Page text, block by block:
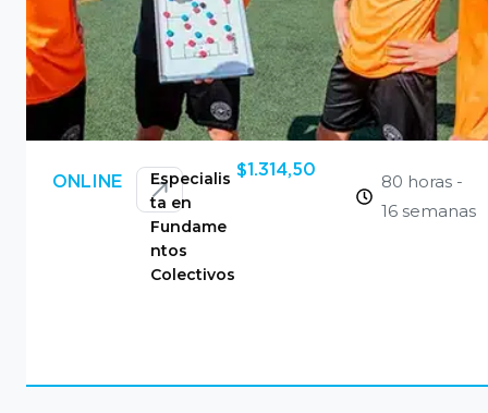
ONLINE
Especialis
ta en
Fundame
ntos
Colectivos
$1.314,50
80 horas -
16 semanas